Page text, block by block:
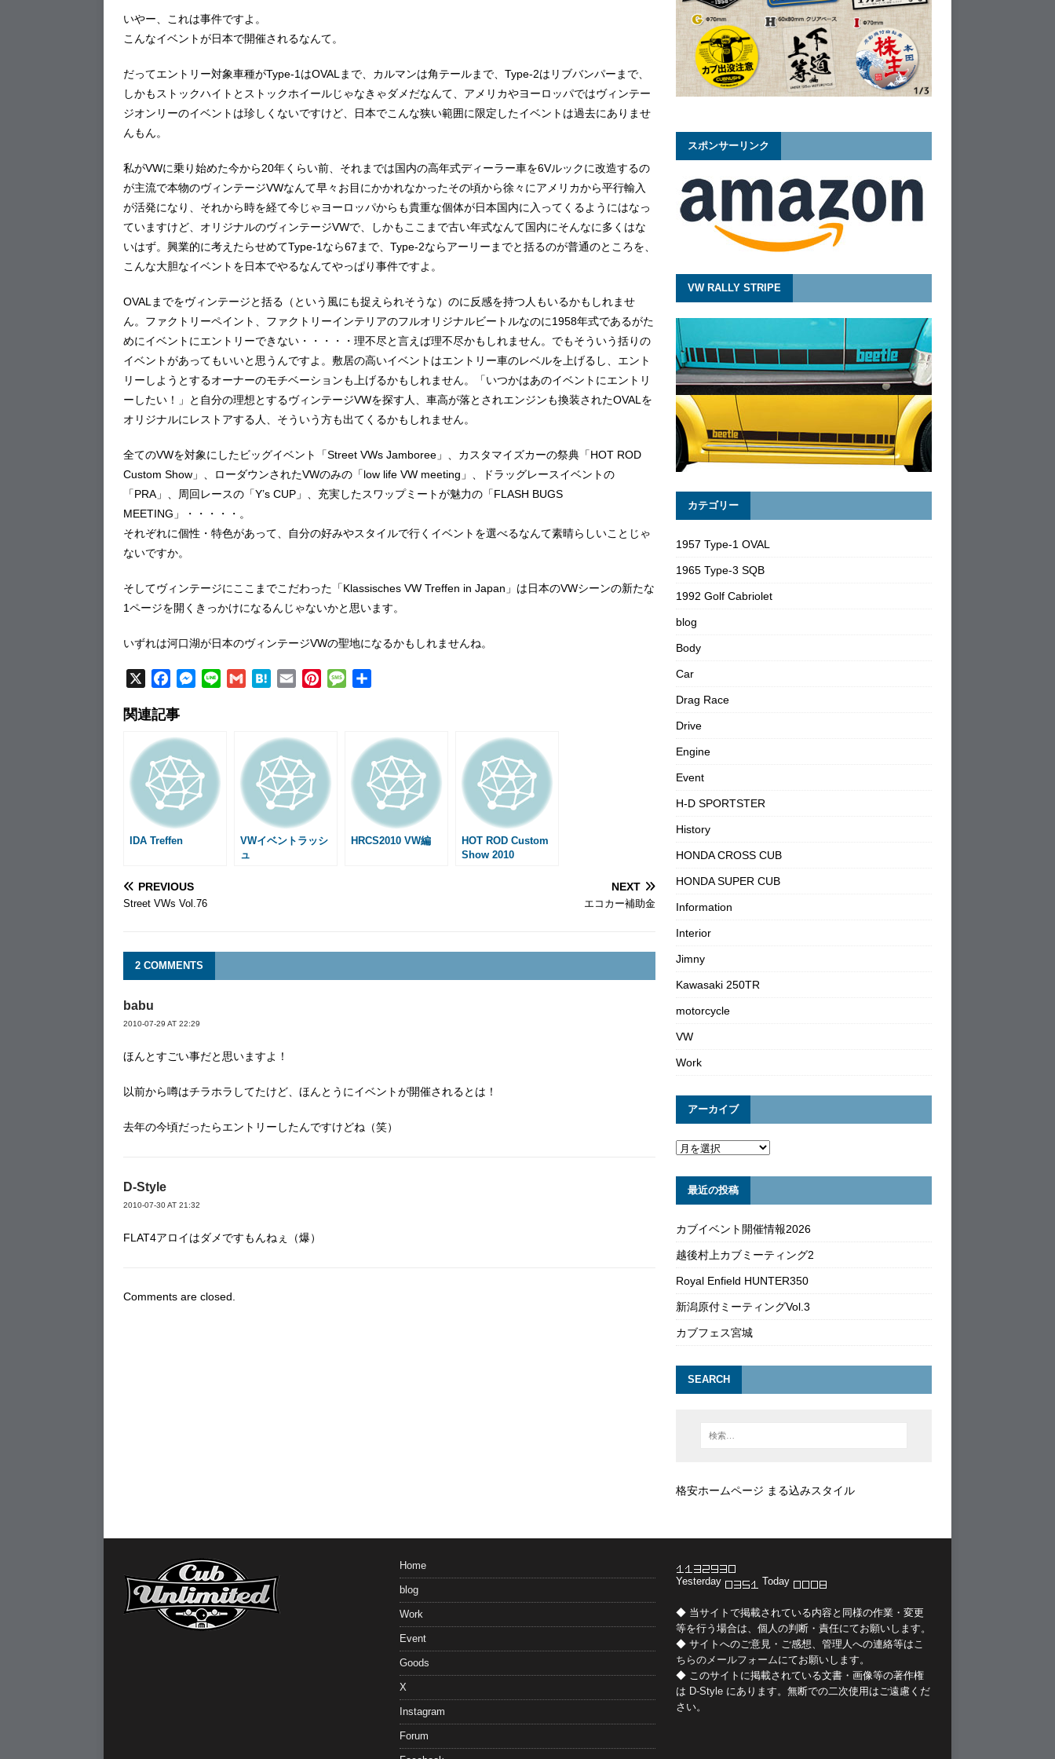
いやー、これは事件ですよ。
こんなイベントが日本で開催されるなんて。
だってエントリー対象車種がType-1はOVALまで、カルマンは角テールまで、Type-2はリブバンパーまで、
しかもストックハイトとストックホイールじゃなきゃダメだなんて、アメリカやヨーロッパではヴィンテー
ジオンリーのイベントは珍しくないですけど、日本でこんな狭い範囲に限定したイベントは過去にありませ
んもん。
私がVWに乗り始めた今から20年くらい前、それまでは国内の高年式ディーラー車を6Vルックに改造するの
が主流で本物のヴィンテージVWなんて早々お目にかかれなかったその頃から徐々にアメリカから平行輸入
が活発になり、それから時を経て今じゃヨーロッパからも貴重な個体が日本国内に入ってくるようにはなっ
ていますけど、オリジナルのヴィンテージVWで、しかもここまで古い年式なんて国内にそんなに多くはな
いはず。興業的に考えたらせめてType-1なら67まで、Type-2ならアーリーまでと括るのが普通のところを、
こんな大胆なイベントを日本でやるなんてやっぱり事件ですよ。
OVALまでをヴィンテージと括る（という風にも捉えられそうな）のに反感を持つ人もいるかもしれませ
ん。ファクトリーペイント、ファクトリーインテリアのフルオリジナルビートルなのに1958年式であるがた
めにイベントにエントリーできない・・・・・理不尽と言えば理不尽かもしれません。でもそういう括りの
イベントがあってもいいと思うんですよ。敷居の高いイベントはエントリー車のレベルを上げるし、エント
リーしようとするオーナーのモチベーションも上げるかもしれません。「いつかはあのイベントにエントリ
ーしたい！」と自分の理想とするヴィンテージVWを探す人、車高が落とされエンジンも換装されたOVALを
オリジナルにレストアする人、そういう方も出てくるかもしれません。
全てのVWを対象にしたビッグイベント「Street VWs Jamboree」、カスタマイズカーの祭典「HOT ROD
Custom Show」、ローダウンされたVWのみの「low life VW meeting」、ドラッグレースイベントの
「PRA」、周回レースの「Y’s CUP」、充実したスワップミートが魅力の「FLASH BUGS
MEETING」・・・・・。
それぞれに個性・特色があって、自分の好みやスタイルで行くイベントを選べるなんて素晴らしいことじゃ
ないですか。
そしてヴィンテージにここまでこだわった「Klassisches VW Treffen in Japan」は日本のVWシーンの新たな
1ページを開くきっかけになるんじゃないかと思います。
いずれは河口湖が日本のヴィンテージVWの聖地になるかもしれませんね。
c
e
b
o
o
k
M
e
n
g
H
a
P
e
s
g
e
関連記事
IDA Treffen
VWイベントラッシ
ュ
HRCS2010 VW編
HOT ROD Custom
Show 2010
PREVIOUS
Street VWs Vol.76
NEXT
エコカー補助金
2 COMMENTS
babu
2010-07-29 AT 22:29
ほんとすごい事だと思いますよ！
以前から噂はチラホラしてたけど、ほんとうにイベントが開催されるとは！
去年の今頃だったらエントリーしたんですけどね（笑）
D-Style
2010-07-30 AT 21:32
FLAT4アロイはダメですもんねぇ（爆）
Comments are closed.
スポンサーリンク
VW RALLY STRIPE
カテゴリー
1957 Type-1 OVAL
1965 Type-3 SQB
1992 Golf Cabriolet
blog
Body
Car
Drag Race
Drive
Engine
Event
H-D SPORTSTER
History
HONDA CROSS CUB
HONDA SUPER CUB
Information
Interior
Jimny
Kawasaki 250TR
motorcycle
VW
Work
アーカイブ
最近の投稿
カブイベント開催情報2026
越後村上カブミーティング2
Royal Enfield HUNTER350
新潟原付ミーティングVol.3
カブフェス宮城
SEARCH
格安ホームページ まる込みスタイル
Home
blog
Work
Event
Goods
X
Instagram
Forum
Yesterday Today
◆ 当サイトで掲載されている内容と同様の作業・変更
等を行う場合は、個人の判断・責任にてお願いします。
◆ サイトへのご意見・ご感想、管理人への連絡等は こ
ちらのメールフォームにてお願いします。
◆ このサイトに掲載されている文書・画像等の著作権
は D-Styleにあります。無断での二次使用はご遠慮くだ
さい。